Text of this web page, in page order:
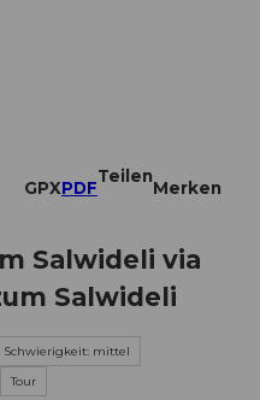
GPXPDF
Teilen
Merken
Salwideli via
Salwideli
Schwierigkeit: mittel
Tour